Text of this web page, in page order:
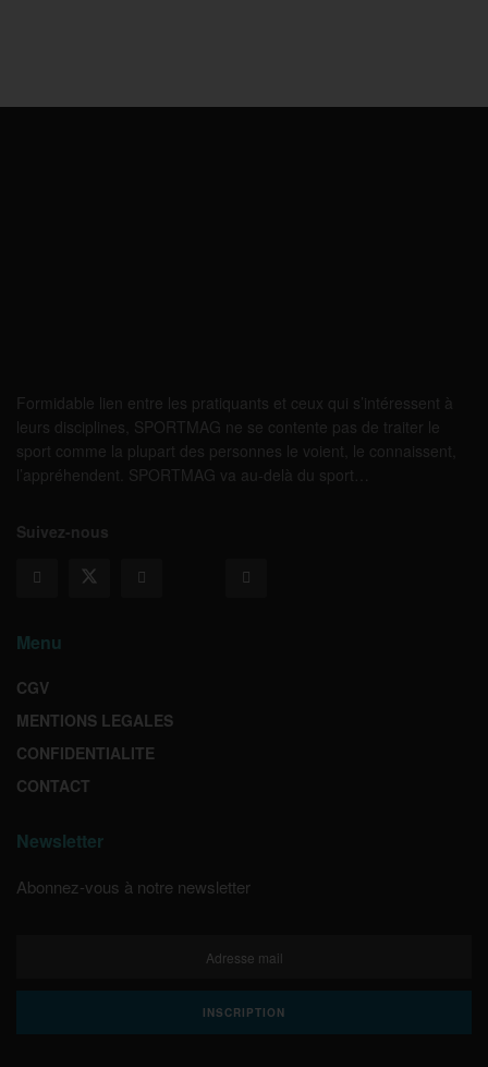
Formidable lien entre les pratiquants et ceux qui s’intéressent à
leurs disciplines, SPORTMAG ne se contente pas de traiter le
sport comme la plupart des personnes le voient, le connaissent,
l’appréhendent. SPORTMAG va au-delà du sport…
Suivez-nous
Menu
CGV
MENTIONS LEGALES
CONFIDENTIALITE
CONTACT
Newsletter
Abonnez-vous à notre newsletter